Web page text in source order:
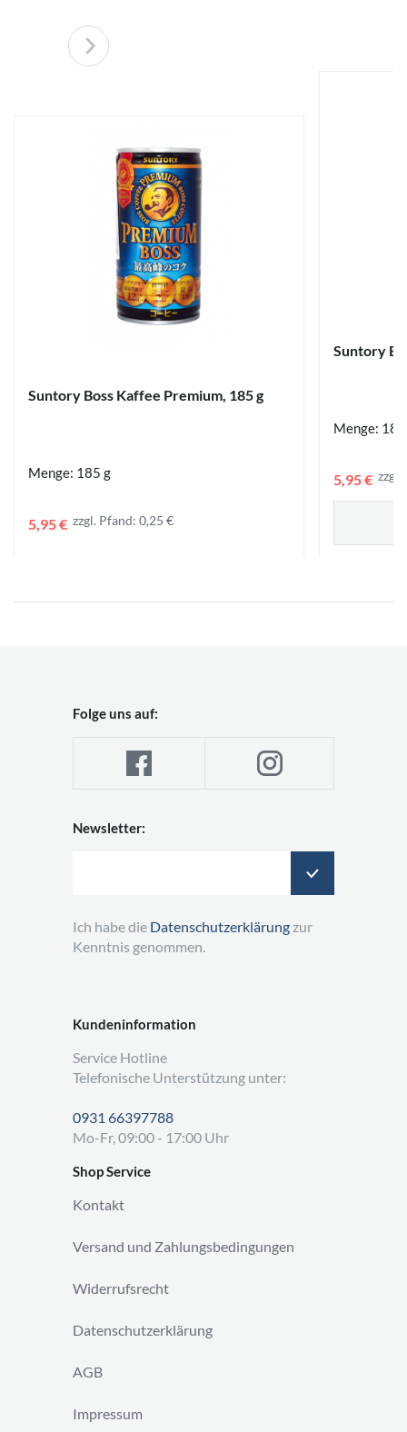
Suntory Boss Kaffee Premium, 185 g
Menge: 185 g
5,95 € zzgl. Pfand: 0,25 €
Suntory
Menge:
5,95 € zzgl.
Kundeninformation
Service Hotline
Telefonische Unterstützung unter:
0931 66397788
Mo-Fr, 09:00 - 17:00 Uhr
Shop Service
Kontakt
Versand und Zahlungsbedingungen
Widerrufsrecht
Datenschutzerklärung
AGB
Impressum
Folge uns auf:
Newsletter:
Ich habe die Datenschutzerklärung zur
Kenntnis genommen.